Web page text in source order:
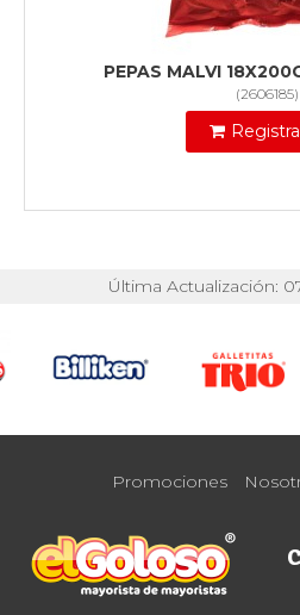
PEPAS MALVI
(2606185)
Última Actualización:
Promociones